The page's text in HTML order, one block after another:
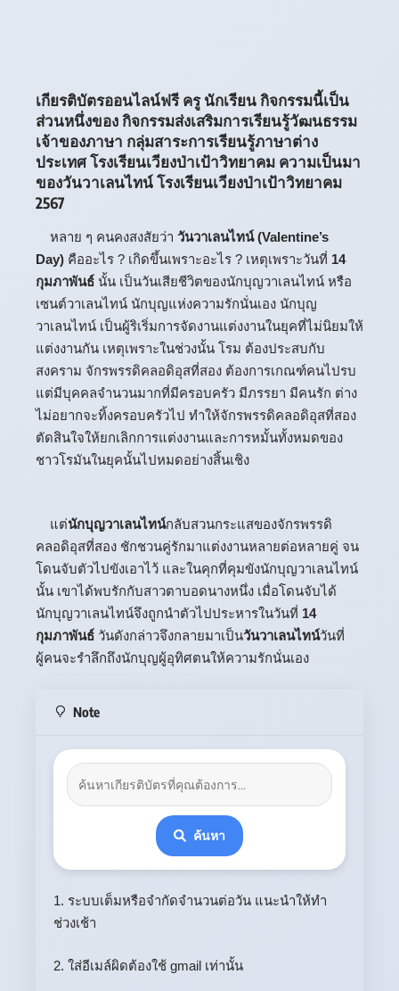
เกียรติบัตรออนไลน์ฟรี ครู นักเรียน กิจกรรมนี้เป็น
ส่วนหนึ่งของ กิจกรรมส่งเสริมการเรียนรู้วัฒนธรรม
เจ้าของภาษา กลุ่มสาระการเรียนรู้ภาษาต่าง
ประเทศ โรงเรียนเวียงป่าเป้าวิทยาคม ความเป็นมา
ของวันวาเลนไทน์ โรงเรียนเวียงป่าเป้าวิทยาคม
2567
หลาย ๆ คนคงสงสัยว่า วันวาเลนไทน์ (Valentine’s
Day) คืออะไร ? เกิดขึ้นเพราะอะไร ? เหตุเพราะวันที่ 14
กุมภาพันธ์ นั้น เป็นวันเสียชีวิตของนักบุญวาเลนไทน์ หรือ
เซนต์วาเลนไทน์ นักบุญแห่งความรักนั่นเอง นักบุญ
วาเลนไทน์ เป็นผู้ริเริ่มการจัดงานแต่งงานในยุคที่ไม่นิยมให้
แต่งงานกัน เหตุเพราะในช่วงนั้น โรม ต้องประสบกับ
สงคราม จักรพรรดิคลอดิอุสที่สอง ต้องการเกณฑ์คนไปรบ
แต่มีบุคคลจำนวนมากที่มีครอบครัว มีภรรยา มีคนรัก ต่าง
ไม่อยากจะทิ้งครอบครัวไป ทำให้จักรพรรดิคลอดิอุสที่สอง
ตัดสินใจให้ยกเลิกการแต่งงานและการหมั้นทั้งหมดของ
ชาวโรมันในยุคนั้นไปหมดอย่างสิ้นเชิง
แต่นักบุญวาเลนไทน์กลับสวนกระแสของจักรพรรดิ
คลอดิอุสที่สอง ชักชวนคู่รักมาแต่งงานหลายต่อหลายคู่ จน
โดนจับตัวไปขังเอาไว้ และในคุกที่คุมขังนักบุญวาเลนไทน์
นั้น เขาได้พบรักกับสาวตาบอดนางหนึ่ง เมื่อโดนจับได้
นักบุญวาเลนไทน์จึงถูกนำตัวไปประหารในวันที่ 14
กุมภาพันธ์ วันดังกล่าวจึงกลายมาเป็นวันวาเลนไทน์วันที่
ผู้คนจะรำลึกถึงนักบุญผู้อุทิศตนให้ความรักนั่นเอง
Note
ค้นหา
1. ระบบเต็มหรือจำกัดจำนวนต่อวัน แนะนำให้ทำ
ช่วงเช้า
2. ใส่อีเมล์ผิดต้องใช้ gmail เท่านั้น